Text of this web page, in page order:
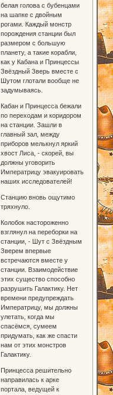
белая голова с бубенцами
на шапке с двойным
рогами. Каждый монстр
порождения станции был
размером с большую
планету, а такие корабли,
как у Кабана и Принцессы
Звёздный Зверь вместе с
Шутом глотали вообще не
задумываясь.
Кабан и Принцесса бежали
по переходам и коридором
на станции. Зашли в
главный зал, между
приборов мелькнул яркий
хвост Лиса, - скорей, вы
должны уговорить
Императрицу эвакуировать
наших исследователей!
Станцию вновь ощутимо
тряхнуло.
Колобок настороженно
взглянул на переборки на
станции, - Шут с Звёздным
Зверем впервые
встречаются вместе у
станции. Взаимодействие
этих существо способно
разрушить Галактику. Нет
времени предупреждать
Императрицу, мы должны
улетать, когда мы
спасёмся, сумеем
придумать, как же спасти
нам от этих монстров
Галактику.
Принцесса решительно
направилась к арке
портала, ведущей к